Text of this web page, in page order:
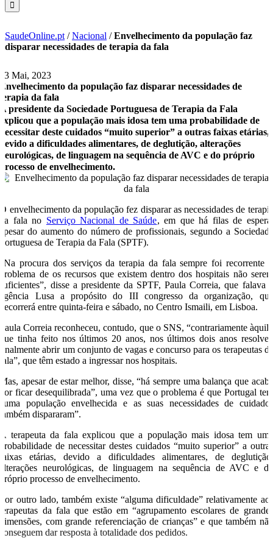
SaudeOnline.pt /Nacional /Envelhecimento da população faz
disparar necessidades de terapia da fala
23 Mai, 2023
Envelhecimento da população faz disparar necessidades de
terapia da fala
A presidente da Sociedade Portuguesa de Terapia da Fala
explicou que a população mais idosa tem uma probabilidade de
necessitar deste cuidados “muito superior” a outras faixas etárias,
devido a dificuldades alimentares, de deglutição, alterações
neurológicas, de linguagem na sequência de AVC e do próprio
processo de envelhecimento.
O envelhecimento da população fez disparar as necessidades de terapia
da fala no Serviço Nacional de Saúde, em que há filas de espera,
apesar do aumento do número de profissionais, segundo a Sociedade
Portuguesa de Terapia da Fala (SPTF).
“Na procura dos serviços da terapia da fala sempre foi recorrente o
problema de os recursos que existem dentro dos hospitais não serem
suficientes”, disse a presidente da SPTF, Paula Correia, que falava à
agência Lusa a propósito do III congresso da organização, que
decorrerá entre quinta-feira e sábado, no Centro Ismaili, em Lisboa.
Paula Correia reconheceu, contudo, que o SNS, “contrariamente àquilo
que tinha feito nos últimos 20 anos, nos últimos dois anos resolveu
finalmente abrir um conjunto de vagas e concurso para os terapeutas da
fala”, que têm estado a ingressar nos hospitais.
Mas, apesar de estar melhor, disse, “há sempre uma balança que acaba
por ficar desequilibrada”, uma vez que o problema é que Portugal tem
“uma população envelhecida e as suas necessidades de cuidados
também dispararam”.
A terapeuta da fala explicou que a população mais idosa tem uma
probabilidade de necessitar destes cuidados “muito superior” a outras
faixas etárias, devido a dificuldades alimentares, de deglutição,
alterações neurológicas, de linguagem na sequência de AVC e do
próprio processo de envelhecimento.
Por outro lado, também existe “alguma dificuldade” relativamente aos
terapeutas da fala que estão em “agrupamento escolares de grandes
dimensões, com grande referenciação de crianças” e que também não
conseguem dar resposta à totalidade dos pedidos.